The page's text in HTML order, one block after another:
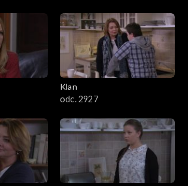
Klan
odc. 2927